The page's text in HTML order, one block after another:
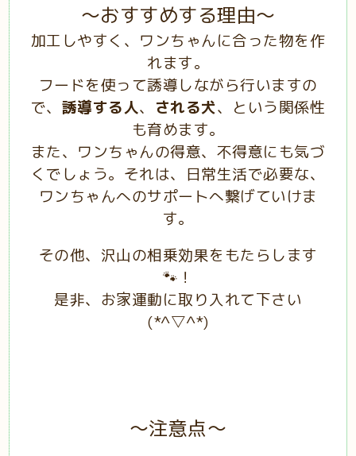
～おすすめする理由～
加工しやすく、ワンちゃんに合った物を作
れます。
フードを使って誘導しながら行いますの
で、 誘導する人、 される犬、という関係性
も育めます。
また、ワンちゃんの得意、不得意にも気づ
くでしょう。それは、日常生活で必要な、
ワンちゃんへのサポートへ繋げていけま
す。
その他、沢山の相乗効果をもたらします
🐾！
是非、お家運動に取り入れて下さい
(*^▽^*)
～注意点～